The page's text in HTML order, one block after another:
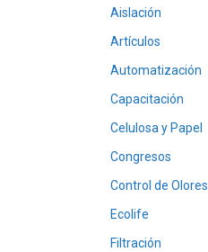
Aislación
Artículos
Automatización
Capacitación
Celulosa y Papel
Congresos
Control de Olores
Ecolife
Filtración